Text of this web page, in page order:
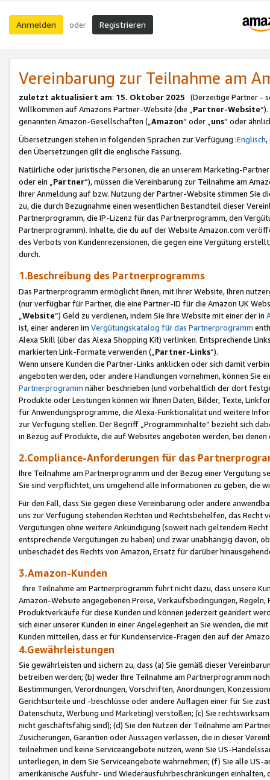
Anmelden oder Registrieren
Vereinbarung zur Teilnahme am
zuletzt aktualisiert am: 15. Oktober 2025 (Derzeitige Partner -
Willkommen auf Amazons Partner-Website (die „Partner-Website
genannten Amazon-Gesellschaften („Amazon“ oder „uns“ oder
Übersetzungen stehen in folgenden Sprachen zur Verfügung :Englisch,
den Übersetzungen gilt die englische Fassung.
Natürliche oder juristische Personen, die an unserem Marketing-
oder ein „Partner“), müssen die Vereinbarung zur Teilnahme am
Ihrer Anmeldung auf bzw. Nutzung der Partner-Website stimmen Sie
zu, die durch Bezugnahme einen wesentlichen Bestandteil dieser
Partnerprogramm, die IP-Lizenz für das Partnerprogramm, den
Partnerprogramm). Inhalte, die du auf der Website Amazon.com
des Verbots von Kundenrezensionen, die gegen eine Vergütung
durch.
1.Beschreibung des Partnerprogramms
Das Partnerprogramm ermöglicht Ihnen, mit Ihrer Website, Ihren
(nur verfügbar für Partner, die eine Partner-ID für die Amazon UK
Website“) Geld zu verdienen, indem Sie Ihre Website mit einer der in
ist, einer anderen im Vergütungskatalog für das Partnerprogramm
Alexa Skill (über das Alexa Shopping Kit) verlinken. Entsprechende
markierten Link-Formate verwenden („ Partner-Links“).
Wenn unsere Kunden die Partner-Links anklicken oder sich damit
angeboten werden, oder andere Handlungen vornehmen, können Sie
Partnerprogramm näher beschrieben (und vorbehaltlich der dort
Produkte oder Leistungen können wir Ihnen Daten, Bilder, Texte,
für Anwendungsprogramme, die Alexa-Funktionalität und weitere
zur Verfügung stellen. Der Begriff „Programminhalte“ bezieht sich
in Bezug auf Produkte, die auf Websites angeboten werden, bei
2.Compliance-Anforderungen für das
Ihre Teilnahme am Partnerprogramm und der Bezug einer Vergütung
Sie sind verpflichtet, uns umgehend alle Informationen zu geben, die
Für den Fall, dass Sie gegen diese Vereinbarung oder andere
uns zur Verfügung stehenden Rechten und Rechtsbehelfen, das
Vergütungen ohne weitere Ankündigung (soweit nach geltendem
entsprechende Vergütungen zu haben) und zwar unabhängig davon,
unbeschadet des Rechts von Amazon, Ersatz für darüber
3.Amazon-Kunden
Ihre Teilnahme am Partnerprogramm führt nicht dazu, dass unsere
Amazon-Website angegebenen Preise, Verkaufsbedingungen,
Produktverkäufe für diese Kunden und können jederzeit geändert
sich einer unserer Kunden in einer Angelegenheit an Sie wenden, die
Kunden mitteilen, dass er für Kundenservice-Fragen den auf der
4.Gewährleistungen
Sie gewährleisten und sichern zu, dass (a) Sie gemäß dieser
betreiben werden; (b) weder Ihre Teilnahme am Partnerprogramm
Bestimmungen, Verordnungen, Vorschriften, Anordnungen,
Gerichtsurteile und -beschlüsse oder andere Auflagen einer für Sie
Datenschutz, Werbung und Marketing) verstoßen; (c) Sie
nicht geschäftsfähig sind); (d) Sie den Nutzen der Teilnahme am
Zusicherungen, Garantien oder Aussagen verlassen, die in dieser
teilnehmen und keine Serviceangebote nutzen, wenn Sie US-
unterliegen, in dem Sie Serviceangebote wahrnehmen; (f) Sie alle
amerikanische Ausfuhr- und Wiederausfuhrbeschränkungen